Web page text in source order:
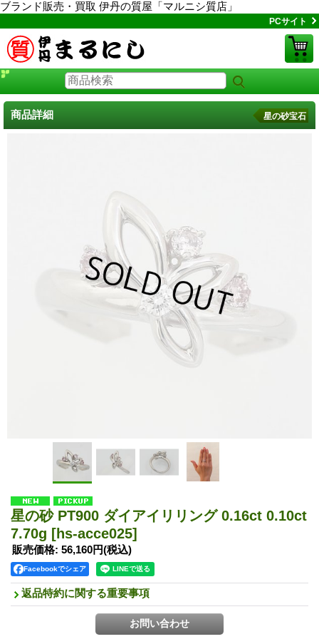
ブランド販売・買取 伊丹の質屋「マルニシ質店」
PCサイト
商品詳細 星の砂宝石
星の砂 PT900 ダイアイリリング 0.16ct 0.10ct
7.70g [hs-acce025]
販売価格: 56,160円(税込)
Facebookでシェア
返品特約に関する重要事項